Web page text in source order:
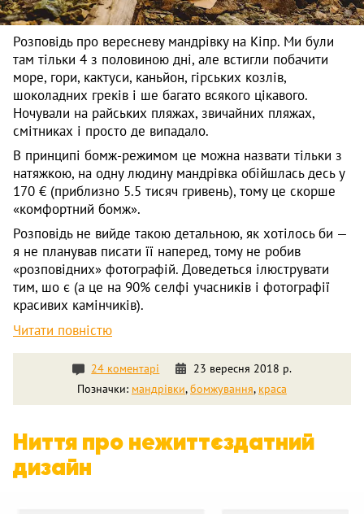
Розповідь про вересневу мандрівку на Кіпр. Ми були
там тільки 4 з половиною дні, але встигли побачити
море, гори, кактуси, каньйон, гірських козлів,
шоколадних греків і ше багато всякого цікавого.
Ночували на райських пляжах, звичайних пляжах,
смітниках і просто де випадало.
В принципі бомж-режимом це можна назвати тільки з
натяжкою, на одну людину мандрівка обійшлась десь у
170 € (приблизно 5.5 тисяч гривень), тому це скорше
«комфортний бомж».
Розповідь не вийде такою детальною, як хотілось би —
я не планував писати її наперед, тому не робив
«розповідних» фотографій. Доведеться ілюструвати
тим, шо є (а це на 90% селфі учасників і фотографії
красивих камінчиків).
Читати повністю
24 коментарі
23 вересня 2018 р.
Позначки: мандрівки,бомжування, краса
Ниття про нежиттєздатний
дизайн